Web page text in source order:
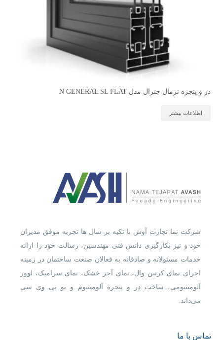
در و پنجره نرمال جنرال مدل N GENERAL SL FLAT
اطلاعات بیشتر
شرکت نما تجارت آوش با تکیه بر سال ها تجربه موفق مدیران
خود و نیز بکارگیری دانش فنی مهندسین، رسالت خود را ارائه
خدمات مسئولانه و صادقانه به فعالان صنعت ساختمان در زمینه
اجرای نمای کرتین وال، نمای آجر خشک، نمای سرامیک، لوور
آلومینیومی، ساخت در و پنجره آلومینیوم و یو پی وی سی
می‌داند.
تماس با ما